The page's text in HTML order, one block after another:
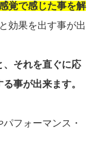
覚で感じた事を解
効果を出す事が出
、それを直ぐに応
事が出来ます。
フォーマンス・